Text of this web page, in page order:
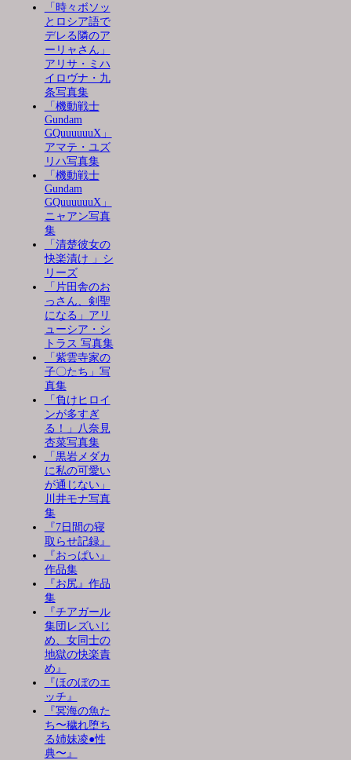
「時々ボソッ
とロシア語で
デレる隣のア
ーリャさん」
アリサ・ミハ
イロヴナ・九
条写真集
「機動戦士
Gundam
GQuuuuuuX」
アマテ・ユズ
リハ写真集
「機動戦士
Gundam
GQuuuuuuX」
ニャアン写真
集
「清楚彼女の
快楽漬け 」シ
リーズ
「片田舎のお
っさん、剣聖
になる」アリ
ューシア・シ
トラス 写真集
「紫雲寺家の
子〇たち」写
真集
「負けヒロイ
ンが多すぎ
る！」八奈見
杏菜写真集
「黒岩メダカ
に私の可愛い
が通じない」
川井モナ写真
集
『7日間の寝
取らせ記録』
『おっぱい』
作品集
『お尻』作品
集
『チアガール
集団レズいじ
め、女同士の
地獄の快楽責
め』
『ほのぼのエ
ッチ』
『冥海の魚た
ち〜穢れ堕ち
る姉妹凌●性
典〜』